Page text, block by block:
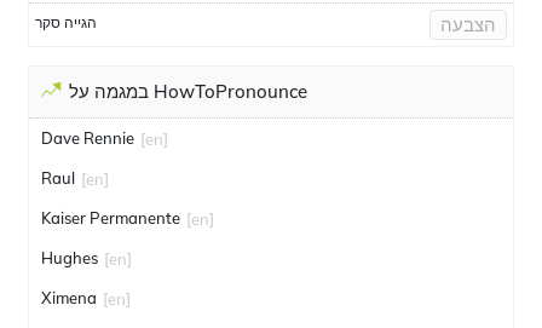
הגייה סקר הצבעה
במגמה על HowToPronounce
Dave Rennie [en]
Raul [en]
Kaiser Permanente [en]
Hughes [en]
Ximena [en]